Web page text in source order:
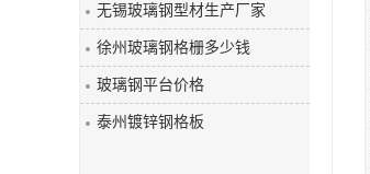
无锡玻璃钢型材生产厂家
徐州玻璃钢格栅多少钱
玻璃钢平台价格
泰州镀锌钢格板